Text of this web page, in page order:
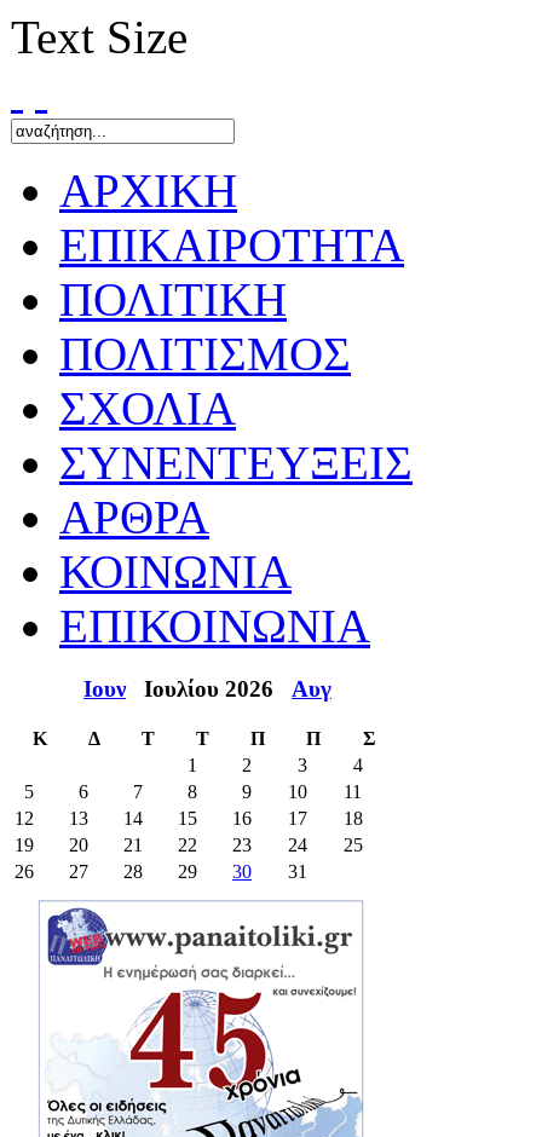
Text Size
ΑΡΧΙΚΗ
ΕΠΙΚΑΙΡΟΤΗΤΑ
ΠΟΛΙΤΙΚΗ
ΠΟΛΙΤΙΣΜΟΣ
ΣΧΟΛΙΑ
ΣΥΝΕΝΤΕΥΞΕΙΣ
ΑΡΘΡΑ
ΚΟΙΝΩΝΙΑ
ΕΠΙΚΟΙΝΩΝΙΑ
ΙουνΙουλίου 2026 Αυγ
Κ Δ Τ Τ Π Π
Σ
1
2 3
4
5
6 7 8 9 10
11
12
13 14 15 16 17
18
19
20 21 22 23 24
25
26
27 28 29 30 31